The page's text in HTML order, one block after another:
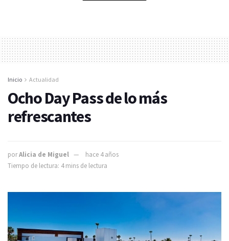
Inicio Actualidad
Ocho Day Pass de lo más
refrescantes
porAlicia de Miguel
hace 4 años
Tiempo de lectura: 4 mins de lectura